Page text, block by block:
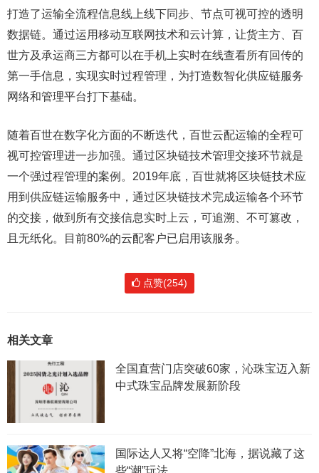
打造了运输全流程信息线上线下同步、节点可视可控的透明
数据链。通过运用移动互联网技术和云计算，让货主方、百
世方及承运商三方都可以在手机上实时在线查看所有回传的
第一手信息，实现实时过程管理，为打造数智化供应链服务
网络和管理平台打下基础。
随着百世在数字化方面的不断迭代，百世云配运输的全程可
视可控管理进一步加强。通过区块链技术管理交接环节就是
一个强过程管理的案例。2019年底，百世就将区块链技术应
用到供应链运输服务中，通过区块链技术完成运输各个环节
的交接，做到所有交接信息实时上云，可追溯、不可篡改，
且无纸化。目前80%的云配客户已启用该服务。
点赞(254)
相关文章
全国直营门店突破60家，沁珠宝迈入新
中式珠宝品牌发展新阶段
国际达人又将“空降”北海，据说藏了这
些“潮”玩法